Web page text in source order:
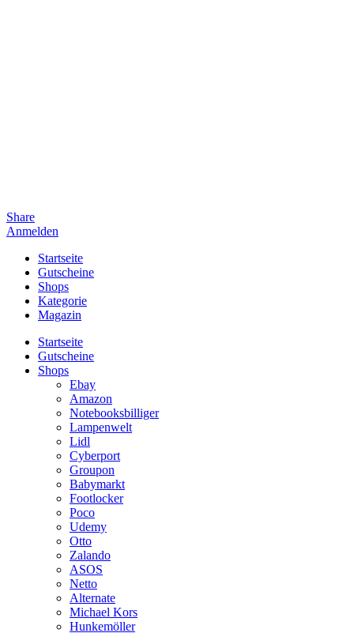
Share
Anmelden
Startseite
Gutscheine
Shops
Kategorie
Magazin
Startseite
Gutscheine
Shops
Ebay
Amazon
Notebooksbilliger
Lampenwelt
Lidl
Cyberport
Groupon
Babymarkt
Footlocker
Poco
Udemy
Otto
Zalando
ASOS
Netto
Alternate
Michael Kors
Hunkemöller